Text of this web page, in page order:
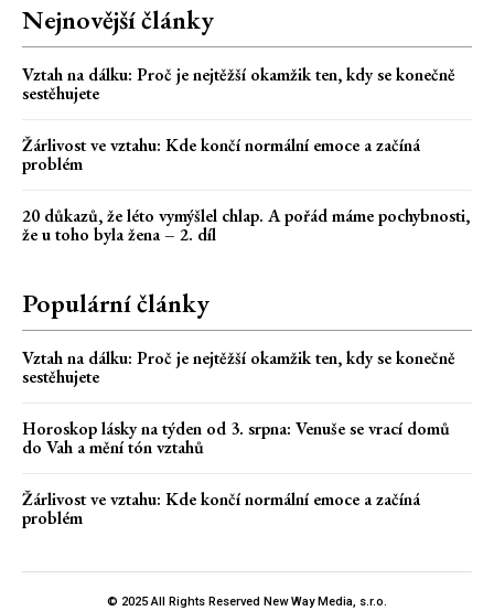
Nejnovější články
Vztah na dálku: Proč je nejtěžší okamžik ten, kdy se konečně
sestěhujete
Žárlivost ve vztahu: Kde končí normální emoce a začíná
problém
20 důkazů, že léto vymýšlel chlap. A pořád máme pochybnosti,
že u toho byla žena – 2. díl
Populární články
Vztah na dálku: Proč je nejtěžší okamžik ten, kdy se konečně
sestěhujete
Horoskop lásky na týden od 3. srpna: Venuše se vrací domů
do Vah a mění tón vztahů
Žárlivost ve vztahu: Kde končí normální emoce a začíná
problém
© 2025 All Rights Reserved New Way Media, s.r.o.